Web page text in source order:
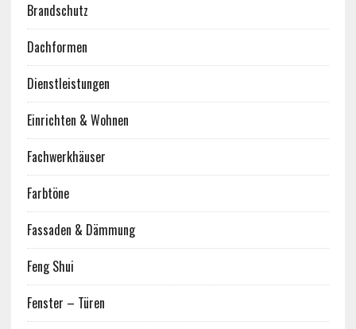
Brandschutz
Dachformen
Dienstleistungen
Einrichten & Wohnen
Fachwerkhäuser
Farbtöne
Fassaden & Dämmung
Feng Shui
Fenster – Türen